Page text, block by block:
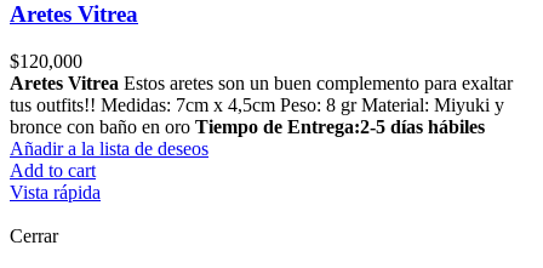
Aretes Vitrea
$120,000
Aretes Vitrea Estos aretes son un buen complemento para exaltar
tus outfits!! Medidas: 7cm x 4,5cm Peso: 8 gr Material: Miyuki y
bronce con baño en oro Tiempo de Entrega:2-5 días hábiles
Añadir a la lista de deseos
Add to cart
Vista rápida
Cerrar